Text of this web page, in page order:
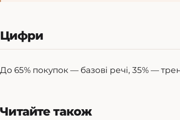
Цифри
До 65% покупок — базові речі, 35% —
Читайте також